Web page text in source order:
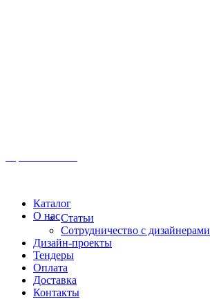
Каталог
О насСтатьи
Сотрудничество с дизайнерами
Дизайн-проекты
Тендеры
Оплата
Доставка
Контакты